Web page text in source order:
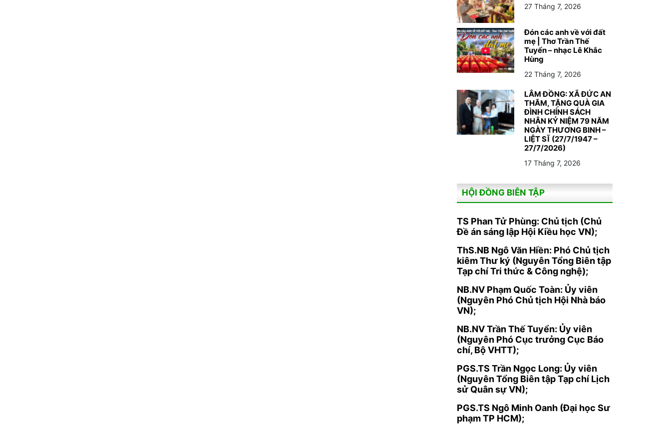
27 Tháng 7, 2026
Đón các anh về với đất
mẹ | Thơ Trần Thế
Tuyển – nhạc Lê Khắc
Hùng
22 Tháng 7, 2026
LÂM ĐỒNG: XÃ ĐỨC AN
THĂM, TẶNG QUÀ GIA
ĐÌNH CHÍNH SÁCH
NHÂN KỶ NIỆM 79 NĂM
NGÀY THƯƠNG BINH –
LIỆT SĨ (27/7/1947 –
27/7/2026)
17 Tháng 7, 2026
HỘI ĐỒNG BIÊN TẬP
TS Phan Tử Phùng: Chủ tịch (Chủ
Đề án sáng lập Hội Kiều học VN);
ThS.NB Ngô Văn Hiền: Phó Chủ tịch
kiêm Thư ký (Nguyên Tổng Biên tập
Tạp chí Tri thức & Công nghệ);
NB.NV Phạm Quốc Toàn: Ủy viên
(Nguyên Phó Chủ tịch Hội Nhà báo
VN);
NB.NV Trần Thế Tuyển: Ủy viên
(Nguyên Phó Cục trưởng Cục Báo
chí, Bộ VHTT);
PGS.TS Trần Ngọc Long: Ủy viên
(Nguyên Tổng Biên tập Tạp chí Lịch
sử Quân sự VN);
PGS.TS Ngô Minh Oanh (Đại học Sư
phạm TP HCM);